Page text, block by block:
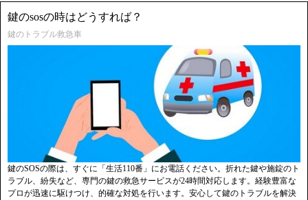
鍵のsosの時はどうすれば？
鍵のトラブル救急車
鍵のSOSの際は、すぐに「生活110番」にお電話ください。折れた鍵や施錠のト
ラブル、紛失など、専門の鍵の救急サービスが24時間対応します。経験豊富な
プロが迅速に駆けつけ、的確な対処を行います。安心して鍵のトラブルを解決